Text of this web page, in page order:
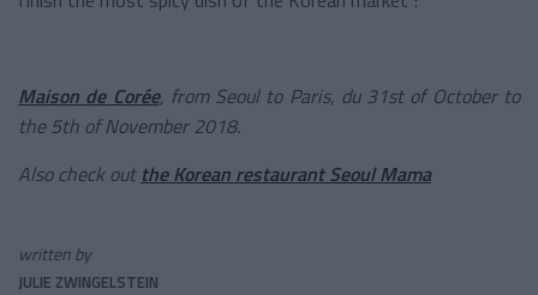
Maison de Corée, from Seoul to Paris, du 31st of October to
the 5th of November 2018.
Also check out the Korean restaurant Seoul Mama
written by
JULIE ZWINGELSTEIN